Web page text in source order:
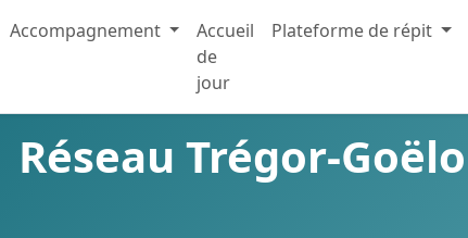
Accompagnement
Accueil
de
jour
Plateforme de répit
Réseau Trégor-Goëlo